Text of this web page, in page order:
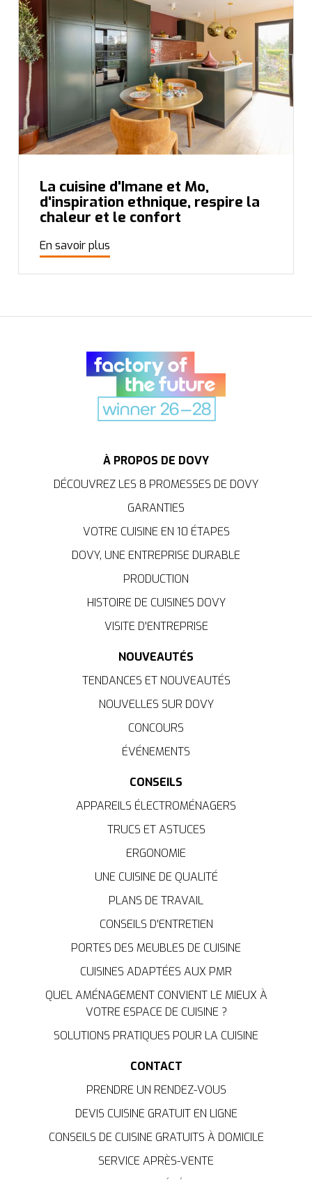
La cuisine d'Imane et Mo,
d'inspiration ethnique, respire la
chaleur et le confort
En savoir plus
À PROPOS DE DOVY
DÉCOUVREZ LES 8 PROMESSES DE DOVY
GARANTIES
VOTRE CUISINE EN 10 ÉTAPES
DOVY, UNE ENTREPRISE DURABLE
PRODUCTION
HISTOIRE DE CUISINES DOVY
VISITE D'ENTREPRISE
NOUVEAUTÉS
TENDANCES ET NOUVEAUTÉS
NOUVELLES SUR DOVY
CONCOURS
ÉVÉNEMENTS
CONSEILS
APPAREILS ÉLECTROMÉNAGERS
TRUCS ET ASTUCES
ERGONOMIE
UNE CUISINE DE QUALITÉ
PLANS DE TRAVAIL
CONSEILS D'ENTRETIEN
PORTES DES MEUBLES DE CUISINE
CUISINES ADAPTÉES AUX PMR
QUEL AMÉNAGEMENT CONVIENT LE MIEUX À
VOTRE ESPACE DE CUISINE ?
SOLUTIONS PRATIQUES POUR LA CUISINE
CONTACT
PRENDRE UN RENDEZ-VOUS
DEVIS CUISINE GRATUIT EN LIGNE
CONSEILS DE CUISINE GRATUITS À DOMICILE
SERVICE APRÈS-VENTE